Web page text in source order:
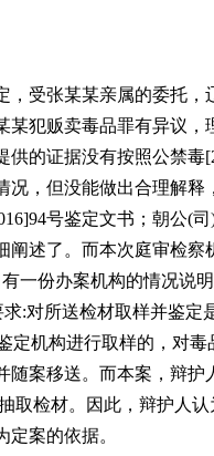
，受张某某亲属的委托
某犯贩卖毒品罪有异议，
供的证据没有按照公禁毒
况，但没能做出合理解
号鉴定文书；朝公(司
阐述了。而本次庭审检察
有一份办案机构的情况说
求:对所送检材取样并鉴定
定机构进行取样的，对
随案移送。而本案，辩
取检材。因此，辩护人认
案的依据。